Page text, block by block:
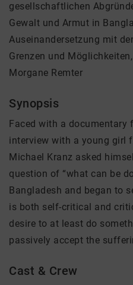
gesellschaftlichen
Gewalt und Armut in
Auseinandersetzung mit
Grenzen und
Morgane Remter
Synopsis
Faced with a documentary
interview with a young girl
Michael Kranz asked
question of “what can be
Bangladesh and began to
is both self-critical and
desire to at least do
passively accept the
Cast & Crew